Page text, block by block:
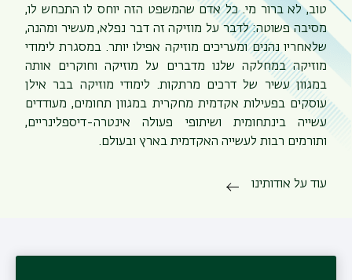
טוב, לא ברור מי. כל אדם שהמשפט הזה יוחס לו התכחש לו,
מסיבה פשוטה: לדבר על מוזיקה זה דבר נפלא, מעשיר ומהנה,
שלאחריו נהנים ומעריכים מוזיקה אפילו יותר. במסגרת לימודי
מוזיקה במחלקה שלנו מדברים על מוזיקה וחוקרים אותה
במגוון עשיר של דרכים מרתקות. לימודי מוזיקה בבר אילן
עוסקים בפעילות אקדמית מחקרית במגוון תחומים, מעודדים
עשייה בינתחומית ושיתופי פעולה אינטרה-דיספלינריים,
ותורמים רבות לעשייה האקדמית בארץ ובעולם.
עוד על אודותינו